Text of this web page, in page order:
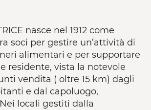
nasce nel 1912 come
soci per gestire un’attività di
alimentari e per supportare
residente, vista la notevole
vendita ( oltre 15 km) dagli
e dal capoluogo,
locali gestiti dalla